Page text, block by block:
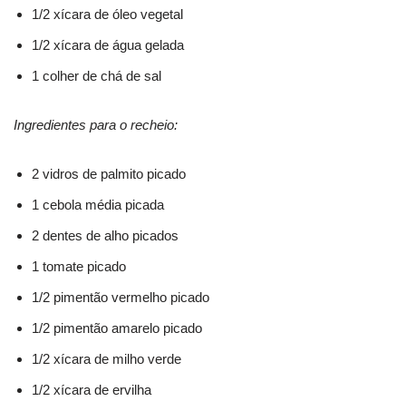
1/2 xícara de óleo vegetal
1/2 xícara de água gelada
1 colher de chá de sal
Ingredientes para o recheio:
2 vidros de palmito picado
1 cebola média picada
2 dentes de alho picados
1 tomate picado
1/2 pimentão vermelho picado
1/2 pimentão amarelo picado
1/2 xícara de milho verde
1/2 xícara de ervilha